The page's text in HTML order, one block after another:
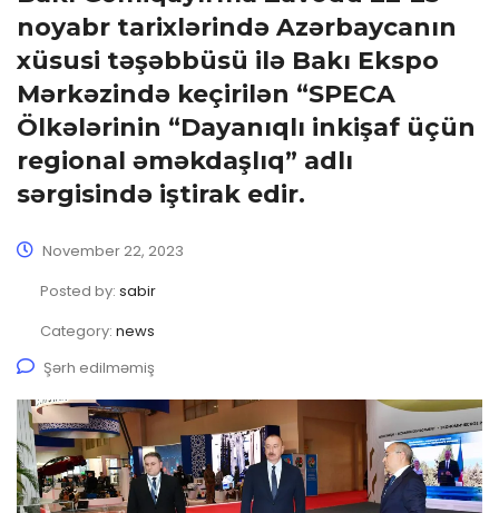
noyabr tarixlərində Azərbaycanın
xüsusi təşəbbüsü ilə Bakı Ekspo
Mərkəzində keçirilən “SPECA
Ölkələrinin “Dayanıqlı inkişaf üçün
regional əməkdaşlıq” adlı
sərgisində iştirak edir.
November 22, 2023
Posted by: sabir
Category: news
Şərh edilməmiş